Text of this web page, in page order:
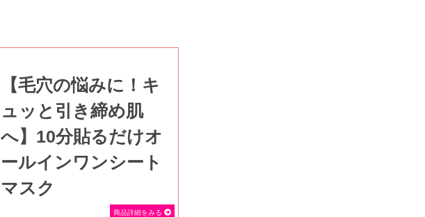
【毛穴の悩みに！キ
ュッと引き締め肌
へ】10分貼るだけオ
ールインワンシート
マスク
SEVEN BEAUTY
商品詳細をみる